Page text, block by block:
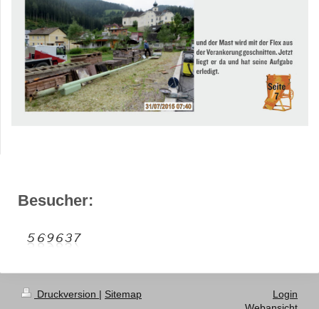
Besucher:
Druckversion | Sitemap
Login